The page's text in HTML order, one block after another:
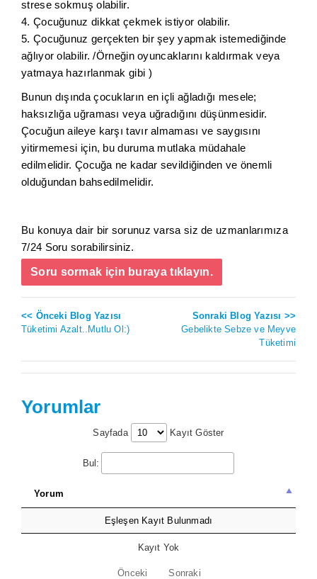
strese sokmuş olabilir.
4. Çocuğunuz dikkat çekmek istiyor olabilir.
5. Çocuğunuz gerçekten bir şey yapmak istemediğinde
ağlıyor olabilir. /Örneğin oyuncaklarını kaldırmak veya
yatmaya hazırlanmak gibi )
Bunun dışında çocukların en içli ağladığı mesele;
haksızlığa uğraması veya uğradığını düşünmesidir.
Çocuğun aileye karşı tavır almaması ve saygısını
yitirmemesi için, bu duruma mutlaka müdahale
edilmelidir. Çocuğa ne kadar sevildiğinden ve önemli
olduğundan bahsedilmelidir.
Bu konuya dair bir sorunuz varsa siz de uzmanlarımıza
7/24 Soru sorabilirsiniz.
Soru sormak için buraya tıklayın.
<< Önceki Blog Yazısı
Tüketimi Azalt..Mutlu Ol:)
Sonraki Blog Yazısı >>
Gebelikte Sebze ve Meyve
Tüketimi
Yorumlar
Sayfada Kayıt Göster
Bul:
Yorum
Eşleşen Kayıt Bulunmadı
Kayıt Yok
Önceki Sonraki